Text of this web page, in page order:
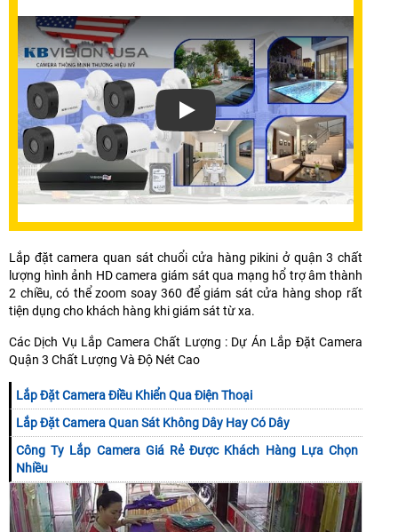
Xem video Dự Án Lắp Đặt Camera
Lắp đặt camera quan sát chuổi cửa hàng pikini ở quận 3 chất
lượng hình ảnh HD camera giám sát qua mạng hổ trợ âm thành
2 chiều, có thể zoom soay 360 để giám sát cửa hàng shop rất
tiện dụng cho khách hàng khi giám sát từ xa.
Các Dịch Vụ Lắp Camera Chất Lượng : Dự Án Lắp Đặt Camera
Quận 3 Chất Lượng Và Độ Nét Cao
Lắp Đặt Camera Điều Khiển Qua Điện Thoại
Lắp Đặt Camera Quan Sát Không Dây Hay Có Dây
Công Ty Lắp Camera Giá Rẻ Được Khách Hàng Lựa Chọn
Nhiều